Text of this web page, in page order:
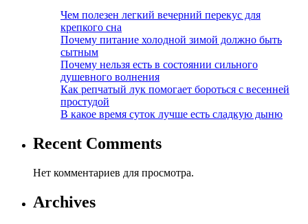
Чем полезен легкий вечерний перекус для
крепкого сна
Почему питание холодной зимой должно быть
сытным
Почему нельзя есть в состоянии сильного
душевного волнения
Как репчатый лук помогает бороться с весенней
простудой
В какое время суток лучше есть сладкую дыню
Recent Comments
Нет комментариев для просмотра.
Archives